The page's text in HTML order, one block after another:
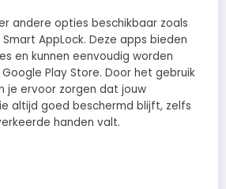
andere opties beschikbaar zoals
AppLock. Deze apps bieden
en kunnen eenvoudig worden
Play Store. Door het gebruik
je ervoor zorgen dat jouw
altijd goed beschermd blijft, zelfs
handen valt.